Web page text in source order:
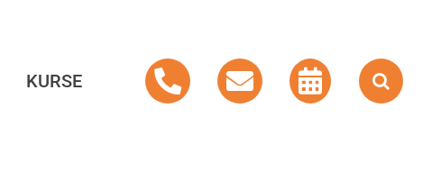
KURSE